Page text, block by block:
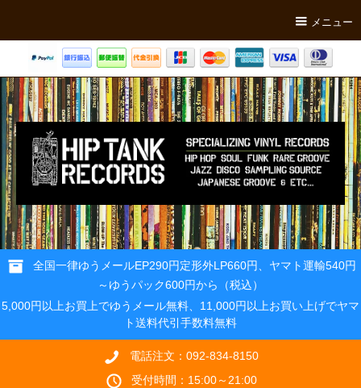
メニュー
全国一律ゆうメールEP290円定形外LP660円、ヤマト運輸540円
～ゆうパック600円から（税込）
5,000円以上お買上でゆうメール無料、11,000円以上お買い上げでヤマ
ト送料代引手数料無料
電話注文：092-834-8150
受付時間：15:00～21:00